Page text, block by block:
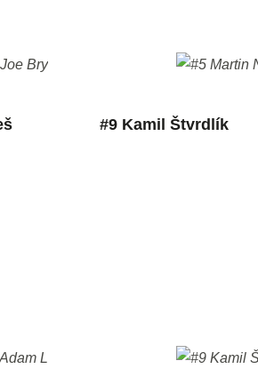
#9 Kamil Štvrdlík